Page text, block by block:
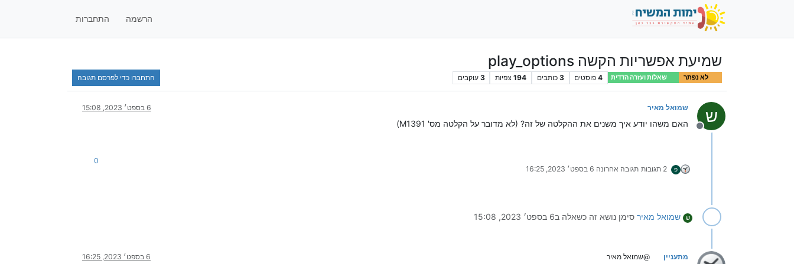
הרשמה התחברות
שמיעת אפשריות הקשה play_options
לא נפתר שאלות ועזרה הדדית 4 פוסטים 3 כותבים 194 צפיות 3 עוקבים התחברו כדי לפרסם תגובה
ש
מנותק
שמואל מאיר 6 בספט׳ 2023, 15:08
האם משהו יודע איך משנים את ההקלטה של זה? (לא מדובר על הקלטה מס' M1391)
פ 2 תגובות תגובה אחרונה 6 בספט׳ 2023, 16:25
0
ש שמואל מאיר סימן נושא זה כשאלה ב6 בספט׳ 2023, 15:08
מתעניין @שמואל מאיר 6 בספט׳ 2023, 16:25